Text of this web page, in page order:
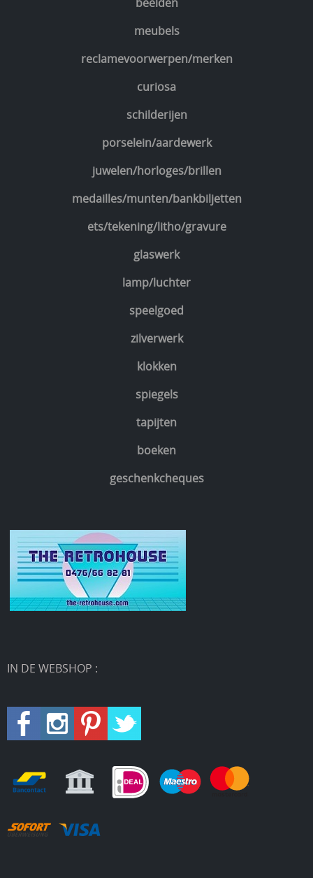
meubels
reclamevoorwerpen/merken
curiosa
schilderijen
porselein/aardewerk
juwelen/horloges/brillen
medailles/munten/bankbiljetten
ets/tekening/litho/gravure
glaswerk
lamp/luchter
speelgoed
zilverwerk
klokken
spiegels
tapijten
boeken
geschenkcheques
IN DE WEBSHOP :